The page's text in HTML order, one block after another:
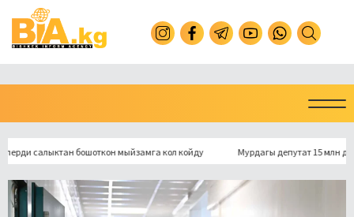
бошоткон мыйзамга кол койду Мурдагы депутат 15 млн